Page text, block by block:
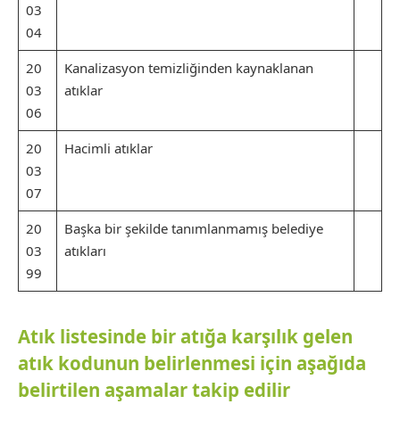
03
04
20
03
06
Kanalizasyon temizliğinden kaynaklanan
atıklar
20
03
07
Hacimli atıklar
20
03
99
Başka bir şekilde tanımlanmamış belediye
atıkları
Atık listesinde bir atığa karşılık gelen
atık kodunun belirlenmesi için aşağıda
belirtilen aşamalar takip edilir